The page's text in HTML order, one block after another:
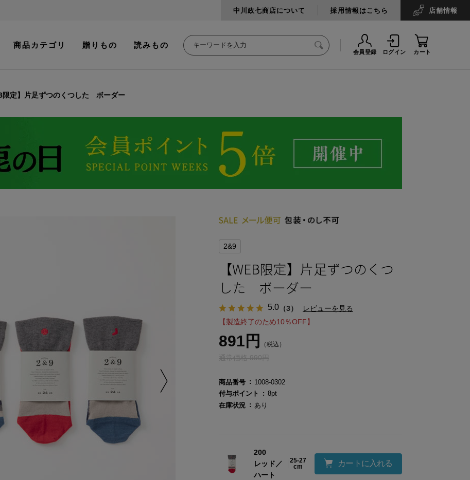
中川政七商店について 採用情報はこちら 店舗情報
商品カテゴリ 贈りもの 読みもの
会員登録 ログイン カート
限定】片足ずつのくつした ボーダー
2&9
【WEB限定】片足ずつのくつ
した ボーダー
5.0 （3）
レビューを見る
【製造終了のため10％OFF】
891円 （税込）
通常価格 990円
商品番号
1008-0302
付与ポイント
8pt
在庫状況
あり
200
レッド／
ハート
25-27
cm
カートに入れる